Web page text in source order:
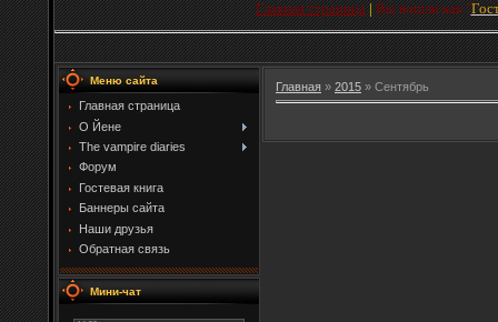
Главная страница | Вы вошли как "
Меню сайта
Главная страница
О Йене
The vampire diaries
Форум
Гостевая книга
Баннеры сайта
Наши друзья
Обратная связь
Мини-чат
Главная » 2015 » Сентябрь